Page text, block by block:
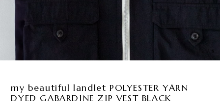
3 /8
my beautiful landlet POLYESTER YARN
DYED GABARDINE ZIP VEST BLACK